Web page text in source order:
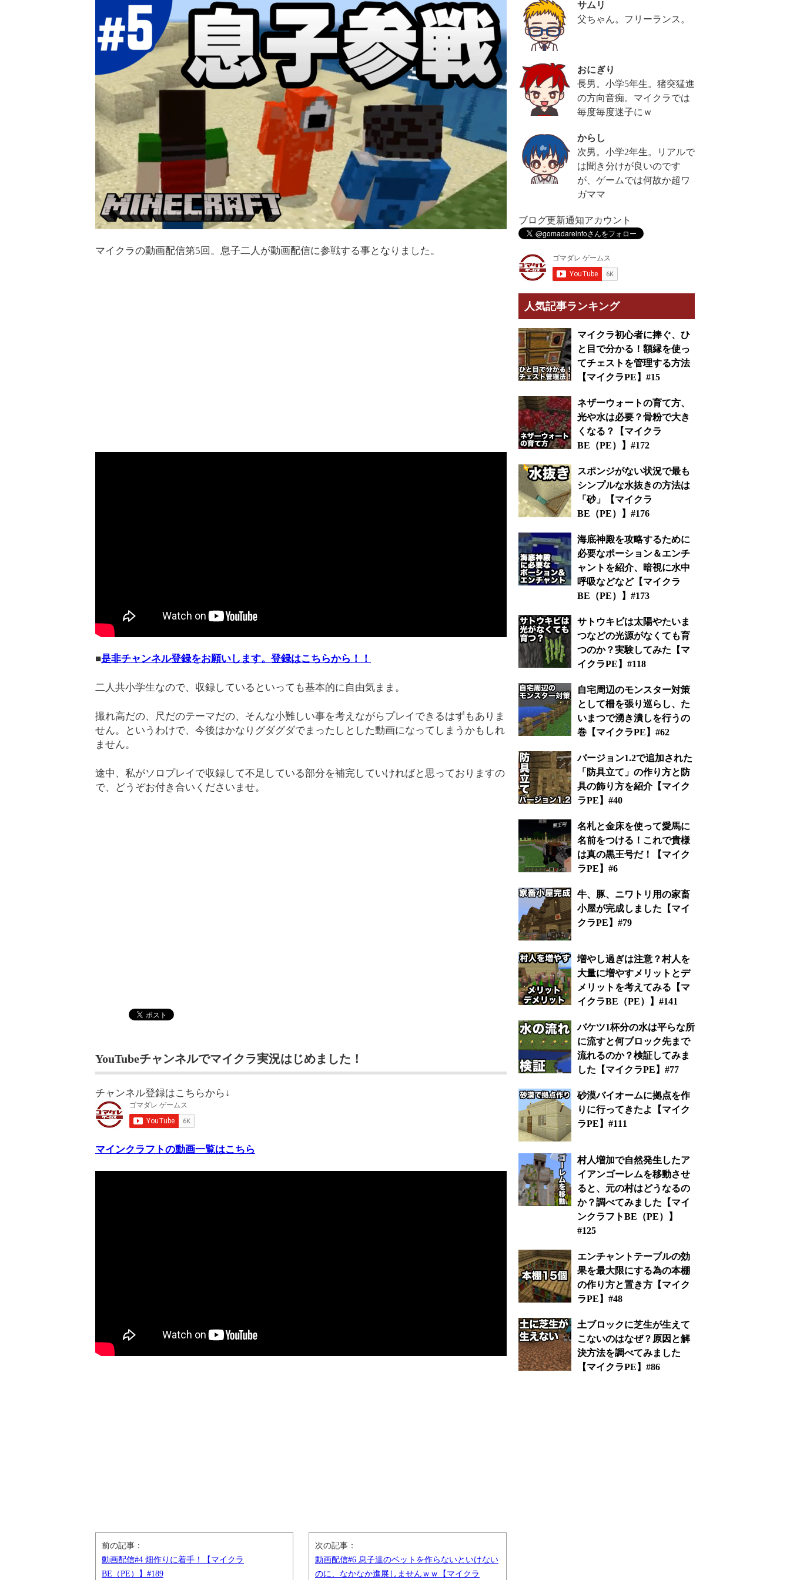
マイクラの動画配信第5回。息子二人が動画配信に参戦する事となりました。
■是非チャンネル登録をお願いします。登録はこちらから！！
二人共小学生なので、収録しているといっても基本的に自由気まま。
撮れ高だの、尺だのテーマだの、そんな小難しい事を考えながらプレイできるはずもありま
せん。というわけで、今後はかなりグダグダでまったしとした動画になってしまうかもしれ
ません。
途中、私がソロプレイで収録して不足している部分を補完していければと思っておりますの
で、どうぞお付き合いくださいませ。
YouTubeチャンネルでマイクラ実況はじめました！
チャンネル登録はこちらから↓
マインクラフトの動画一覧はこちら
前の記事：
動画配信#4 畑作りに着手！【マイクラ
BE（PE）】#189
次の記事：
動画配信#6 息子達のベットを作らないといけない
のに、なかなか進展しませんｗｗ【マイクラ
サムリ
父ちゃん。フリーランス。
おにぎり
長男。小学5年生。猪突猛進
の方向音痴。マイクラでは
毎度毎度迷子にｗ
からし
次男。小学2年生。リアルで
は聞き分けが良いのです
が、ゲームでは何故か超ワ
ガママ
ブログ更新通知アカウント
人気記事ランキング
マイクラ初心者に捧ぐ、ひ
と目で分かる！額縁を使っ
てチェストを管理する方法
【マイクラPE】#15
ネザーウォートの育て方、
光や水は必要？骨粉で大き
くなる？【マイクラ
BE（PE）】#172
スポンジがない状況で最も
シンプルな水抜きの方法は
「砂」【マイクラ
BE（PE）】#176
海底神殿を攻略するために
必要なポーション＆エンチ
ャントを紹介、暗視に水中
呼吸などなど【マイクラ
BE（PE）】#173
サトウキビは太陽やたいま
つなどの光源がなくても育
つのか？実験してみた【マ
イクラPE】#118
自宅周辺のモンスター対策
として柵を張り巡らし、た
いまつで湧き潰しを行うの
巻【マイクラPE】#62
バージョン1.2で追加された
「防具立て」の作り方と防
具の飾り方を紹介【マイク
ラPE】#40
名札と金床を使って愛馬に
名前をつける！これで貴様
は真の黒王号だ！【マイク
ラPE】#6
牛、豚、ニワトリ用の家畜
小屋が完成しました【マイ
クラPE】#79
増やし過ぎは注意？村人を
大量に増やすメリットとデ
メリットを考えてみる【マ
イクラBE（PE）】#141
バケツ1杯分の水は平らな所
に流すと何ブロック先まで
流れるのか？検証してみま
した【マイクラPE】#77
砂漠バイオームに拠点を作
りに行ってきたよ【マイク
ラPE】#111
村人増加で自然発生したア
イアンゴーレムを移動させ
ると、元の村はどうなるの
か？調べてみました【マイ
ンクラフトBE（PE）】
#125
エンチャントテーブルの効
果を最大限にする為の本棚
の作り方と置き方【マイク
ラPE】#48
土ブロックに芝生が生えて
こないのはなぜ？原因と解
決方法を調べてみました
【マイクラPE】#86